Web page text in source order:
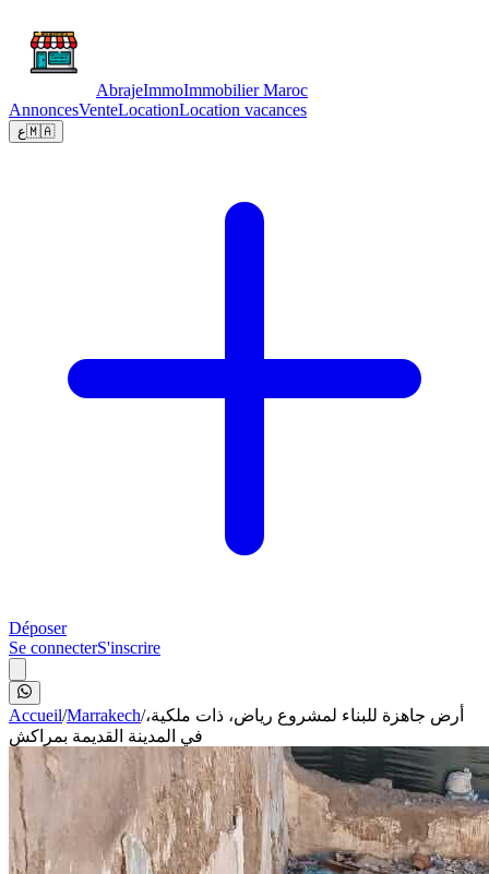
AbrajeImmoImmobilier Maroc
AnnoncesVenteLocationLocation vacances
ع🇲🇦
Déposer
Se connecterS'inscrire
Accueil/Marrakech/أرض جاهزة للبناء لمشروع رياض، ذات ملكية،
في المدينة القديمة بمراكش